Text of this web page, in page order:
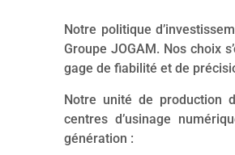
Notre politique
Groupe JOGAM. Nos choix
gage de fiabilité et de
Notre unité de production
centres d’usinage
génération :